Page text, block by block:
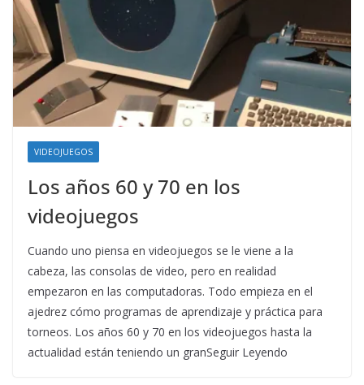
VIDEOJUEGOS
Los años 60 y 70 en los
videojuegos
Cuando uno piensa en videojuegos se le viene a la
cabeza, las consolas de video, pero en realidad
empezaron en las computadoras. Todo empieza en el
ajedrez cómo programas de aprendizaje y práctica para
torneos. Los años 60 y 70 en los videojuegos hasta la
actualidad están teniendo un granSeguir Leyendo